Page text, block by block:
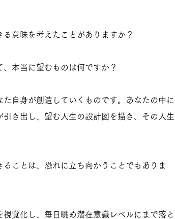
る意味を考えたことがありますか？
、本当に望むものは何ですか？
た自身が創造していくものです。あなたの中に
引き出し、望む人生の設計図を描き、その人生
ことは、恐れに立ち向かうことでもありま
視覚化し、毎日眺め潜在意識レベルにまで落と